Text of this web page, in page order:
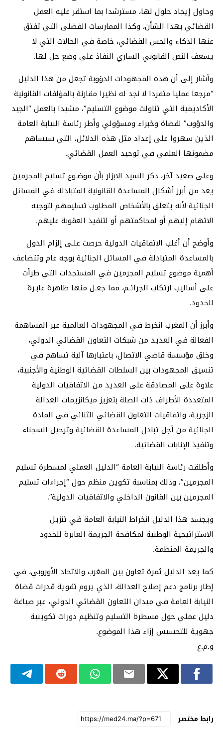
وحاول إيجاد حلول لها، مسترشدا بما استقر عليه العمل
القضائي بهذا الشأن، وكذا الممارسات الفضلى التي تفتق
عنها الذكاء والحس القضائي، خاصة في الحالات التي لا
يسعف النص القانوني الساري النفاذ على وضع حل لها.
وأشار إلى أن هذه المجهودات الدؤوبة تجعل من هذا الدليل
“مرجعا عمليا متفردا لا نجد له نظيرا مقارنة بالمؤلفات القانونية
الأكاديمية التي تناولت موضوع التسليم”، مشيدا بالعمل “الجيد
والدؤوب” لقضاة وخبراء ومسؤولي وأطر رئاسة النيابة العامة
الذين سهروا على إعداد مثل هذه الدلائل، التي سيساهم
مضمونها العلمي في توحيد العمل القضائي.
وعلى صعيد آخر، ذكر السيد الابزار بأن موضـوع تسليم المجرمين
يعد من أبرز أشكال المساعدة القانونية المتبادلة في المسائل
الجنائية لأنه يتعلق بالأشخاص المطلوب تسليمهم لتوجيه
الاتهام إليهم أو لمحاكمتهم أو لتنفيذ العقوبة عليهم.
وأوضح أن أغلب الاتفاقيات الدولية حرصت علـى إلزام الدول
بالمساعدة المتبادلة في المسائل الجنائية بوجه عام وتتضاعف
أهمية موضوع تسليم المجرمين في المستجدات التي طرأت
على أساليب ارتكاب الجرائـم، مما جعـل منها ظاهرة عابـرة
للحدود.
وأبرز أن المغرب انخرط في المجهودات العالمية عبر المساهمة
الفعالة في العديد من شبكات التعاون القضائي الدولي،
وخلق مؤسسة قاضي الاتصال، باعتبارها آلية تساهم في
تنسيق المجهودات بين السلطات القضائية الوطنية والأجنبية،
علاوة على المصادقة على العديد من الاتفاقيات الدولية
المتعددة الأطراف ذات الصلة بتعزيز ميكانزيمات العدالة
الزجرية، واتفاقيات التعاون القضائي الثنائي في المادة
الجنائية من أجل تبادل المساعدة القضائية وترحيل السجناء
وتنفيذ الإنابات القضائية.
وأطلقت رئاسة النيابة العامة “الدليل العملي لمسطرة تسليم
المجرمين”، وذلك بمناسبة تكوين منظم حول “إجراءات تسليم
المجرمين بين القانون الداخلي والاتفاقيات الدولية”.
ويجسد هذا الدليل انخراط النيابة العامة في تنزيل
الاستراتيجية الوطنية لمكافحة الجريمة العابرة للحدود
والجريمة المنظمة.
كما يعد الدليل ثمرة تعاون بين المغرب والاتحاد الأوروبي، في
إطار برنامج دعم إصلاح العدالة، الذي يروم تقوية قدرات قضاة
النيابة العامة في ميدان التعاون القضائي الدولي، عبر صياغة
دليل عملي حول مسطرة التسليم وتنظيم دورات تكوينية
جهوية للتحسيس إزاء هذا الموضوع.
و.م.ع
رابط مختصر